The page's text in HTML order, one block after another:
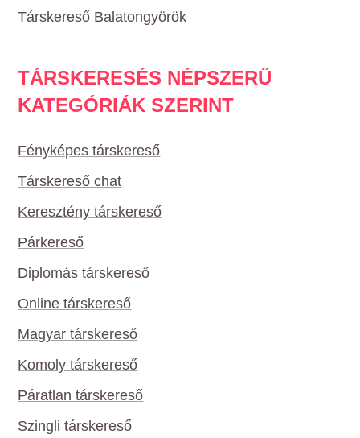
Társkereső Balatongyörök
TÁRSKERESÉS NÉPSZERŰ
KATEGÓRIÁK SZERINT
Fényképes társkereső
Társkereső chat
Keresztény társkereső
Párkereső
Diplomás társkereső
Online társkereső
Magyar társkereső
Komoly társkereső
Páratlan társkereső
Szingli társkereső